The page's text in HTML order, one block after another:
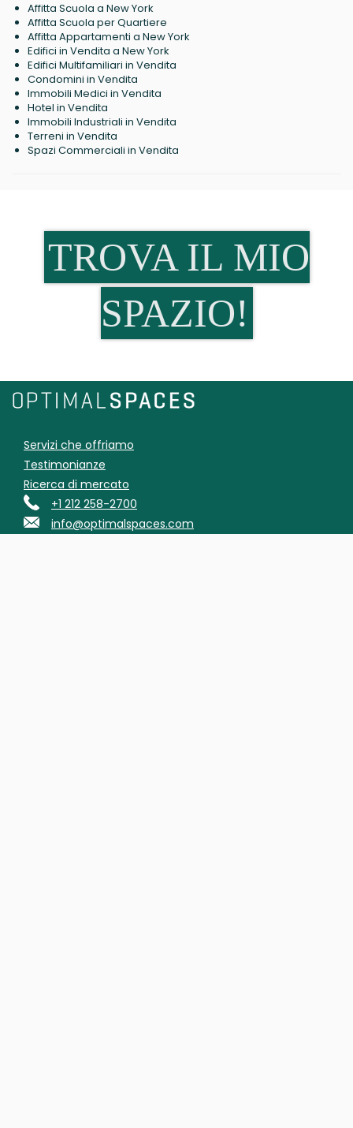
Affitta Scuola a New York
Affitta Scuola per Quartiere
Affitta Appartamenti a New York
Edifici in Vendita a New York
Edifici Multifamiliari in Vendita
Condomini in Vendita
Immobili Medici in Vendita
Hotel in Vendita
Immobili Industriali in Vendita
Terreni in Vendita
Spazi Commerciali in Vendita
TROVA IL MIO
SPAZIO!
Servizi che offriamo
Testimonianze
Ricerca di mercato
+1 212 258-2700
info@optimalspaces.com